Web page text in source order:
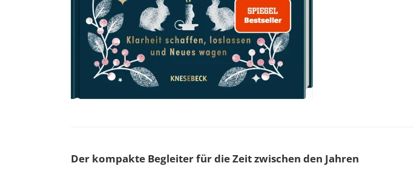
Der kompakte Begleiter für die Zeit zwischen den Jahren